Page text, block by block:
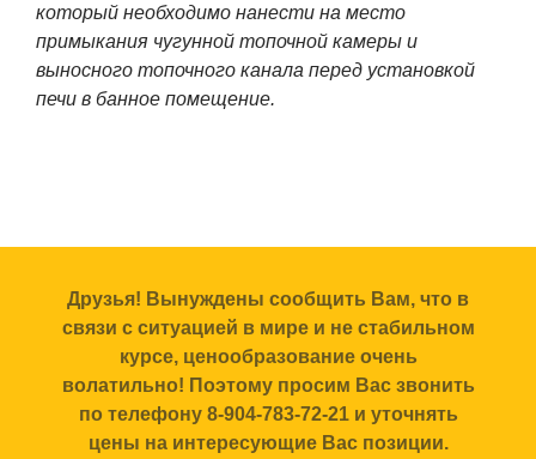
который необходимо нанести на место
примыкания чугунной топочной камеры и
выносного топочного канала перед установкой
печи в банное помещение.
Друзья! Вынуждены сообщить Вам, что в
связи с ситуацией в мире и не стабильном
курсе, ценообразование очень
волатильно! Поэтому просим Вас звонить
по телефону 8-904-783-72-21 и уточнять
цены на интересующие Вас позиции.